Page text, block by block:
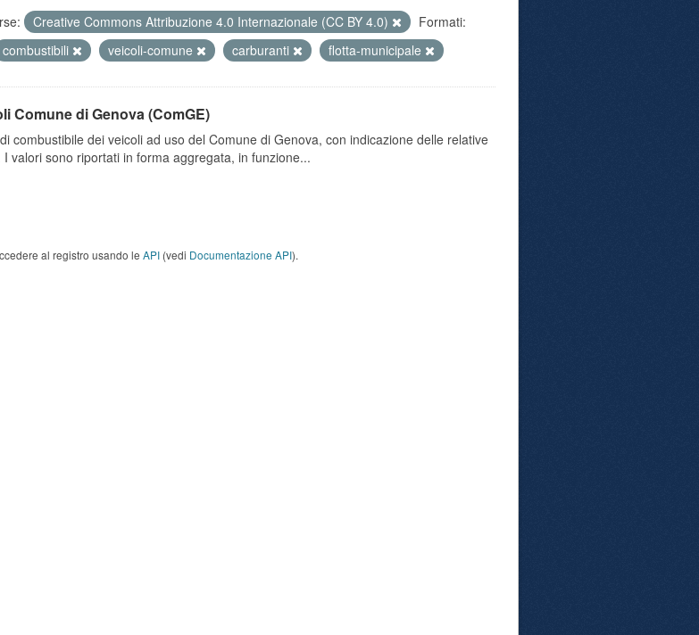
Creative Commons Attribuzione 4.0 Internazionale (CC BY 4.0)
Formati:
combustibili veicoli-comune carburanti flotta-municipale
Comune di Genova (ComGE)
combustibile dei veicoli ad uso del Comune di Genova, con indicazione delle relative
valori sono riportati in forma aggregata, in funzione...
al registro usando le API (vedi Documentazione API).